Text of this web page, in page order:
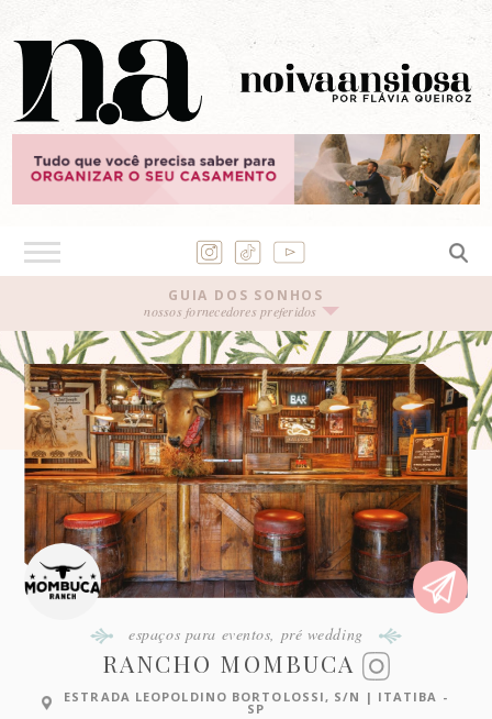
GUIA DOS SONHOS
nossos fornecedores preferidos
espaços para eventos pré wedding
RANCHO MOMBUCA
ESTRADA LEOPOLDINO BORTOLOSSI, S/N | ITATIBA -
SP